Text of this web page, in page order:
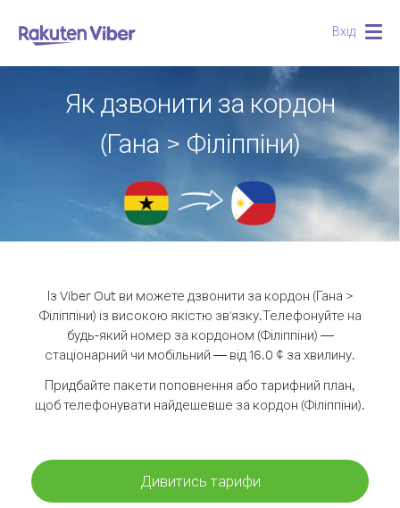
Вхід
Як дзвонити за кордон
(Гана > Філіппіни)
Із Viber Out ви можете дзвонити за кордон (Гана >
Філіппіни) із високою якістю зв'язку.Телефонуйте на
будь-який номер за кордоном (Філіппіни) —
стаціонарний чи мобільний — від 16.0 ¢ за хвилину.
Придбайте пакети поповнення або тарифний план,
щоб телефонувати найдешевше за кордон (Філіппіни).
Дивитись тарифи